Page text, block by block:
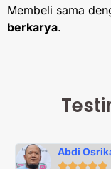
Membeli sama
berkarya.
Abdi
